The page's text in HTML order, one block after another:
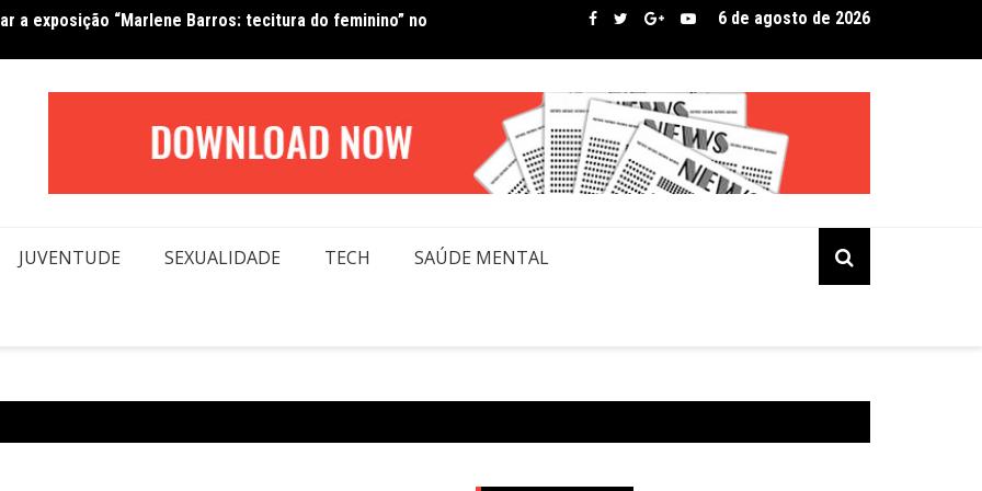
beleza e inclusão em conexão real nas redes
Van Nobre assina lista de convidados em festival que revela novos
6 de agosto de 2026
JUVENTUDE SEXUALIDADE TECH SAÚDE MENTAL